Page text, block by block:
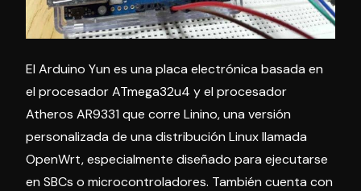
El Arduino Yun es una placa electrónica basada en
el procesador ATmega32u4 y el procesador
Atheros AR9331 que corre Linino, una versión
personalizada de una distribución Linux llamada
OpenWrt, especialmente diseñado para ejecutarse
en SBCs o microcontroladores. También cuenta con